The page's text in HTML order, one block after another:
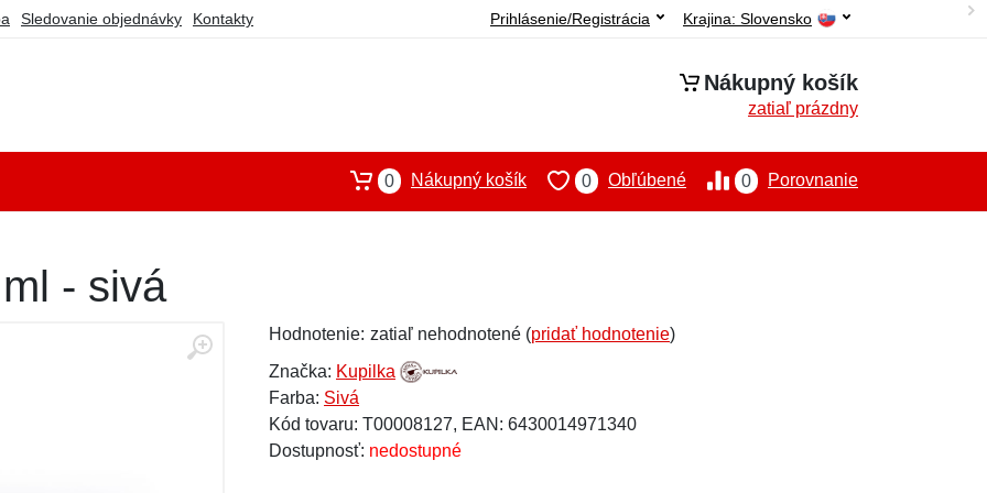
Sledovanie objednávky Kontakty Krajina: Slovensko
Prihlásenie/Registrácia
Nákupný košík
zatiaľ prázdny
0 Porovnanie
0 Obľúbené
0 Nákupný košík
- sivá
Hodnotenie: zatiaľ nehodnotené (pridať hodnotenie)
Značka: Kupilka
Farba: Sivá
Kód tovaru: T00008127, EAN: 6430014971340
Dostupnosť: nedostupné